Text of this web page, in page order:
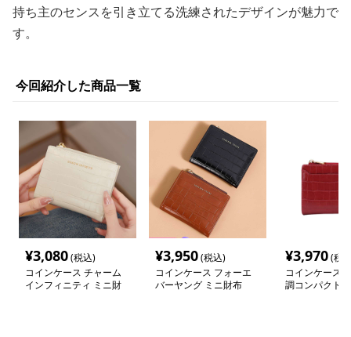
持ち主のセンスを引き立てる洗練されたデザインが魅力で
す。
今回紹介した商品一覧
¥3,080(税込)
コインケース チャーム
インフィニティ ミニ財
¥3,950(税込)
コインケース フォーエ
バーヤング ミニ財布
¥3,970(税
コインケース
調コンパクト